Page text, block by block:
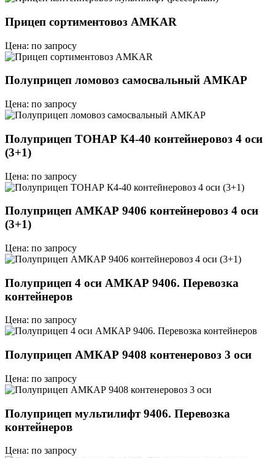
Прицеп сортиментовоз AMKAR
Цена: по запросу
Полуприцеп ломовоз самосвальный АМКАР
Цена: по запросу
Полуприцеп ТОНАР К4-40 контейнеровоз 4 оси
(3+1)
Цена: по запросу
Полуприцеп АМКАР 9406 контейнеровоз 4 оси
(3+1)
Цена: по запросу
Полуприцеп 4 оси АМКАР 9406. Перевозка
контейнеров
Цена: по запросу
Полуприцеп АМКАР 9408 контенеровоз 3 оси
Цена: по запросу
Полуприцеп мультилифт 9406. Перевозка
контейнеров
Цена: по запросу